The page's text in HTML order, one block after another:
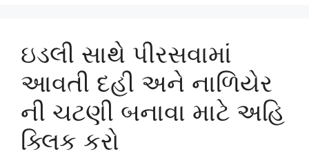
ઇડલી સાથે પીરસવામાં
આવતી દહી અને નાળિયેર
ની ચટણી બનાવા માટે અહિ
ક્લિક કરો